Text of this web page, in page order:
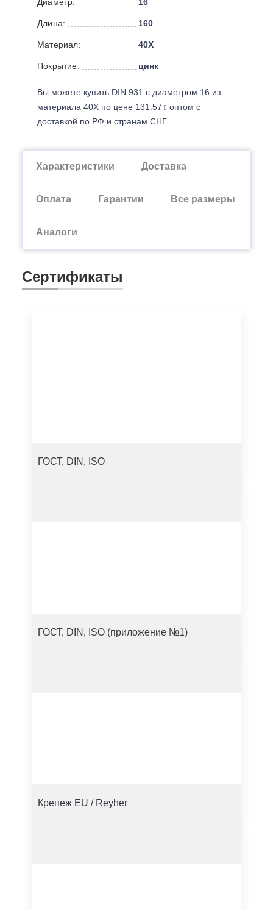
Длина: 160
Материал: 40Х
Покрытие: цинк
Вы можете купить DIN 931 с диаметром 16 из
материала 40Х по цене 131.57
оптом с
доставкой по РФ и странам СНГ.
Характеристики Доставка
Оплата Гарантии Все размеры
Аналоги
Сертификаты
ГОСТ, DIN, ISO
ГОСТ, DIN, ISO (приложение №1)
Крепеж EU / Reyher